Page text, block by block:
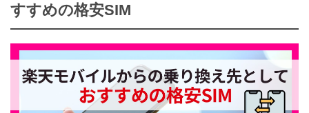
すすめの格安SIM